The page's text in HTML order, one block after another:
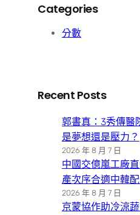
Categories
分數
Recent Posts
郭書真：3秀傳醫
是夢想還是壓力？
2026 年 8 月 7 日
中國交億嵐工廠
產次序合適中韓
2026 年 8 月 7 日
京蒙協作助冷涼